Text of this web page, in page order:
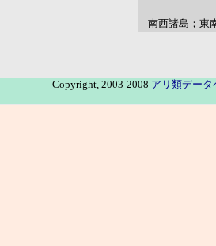
南西諸島；東
Copyright, 2003-2008 アリ類デー